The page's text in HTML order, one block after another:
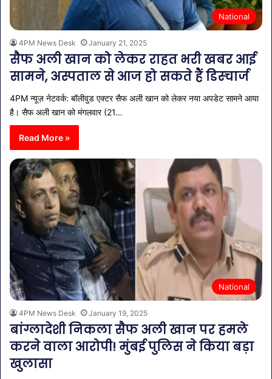
National
4PM News Desk January 21, 2025
सैफ अली खान को लेकर राहत भरी खबर आई
सामने, अस्पताल से आज हो सकते हैं डिस्चार्ज
4PM न्यूज़ नेटवर्क: बॉलीवुड एक्टर सैफ अली खान को लेकर नया अपडेट सामने आया
है। सैफ अली खान को मंगलवार (21…
Read More »
National
4PM News Desk January 19, 2025
बांग्लादेशी निकला सैफ अली खान पर हमले
करने वाला आरोपी! मुंबई पुलिस ने किया बड़ा
खुलासा